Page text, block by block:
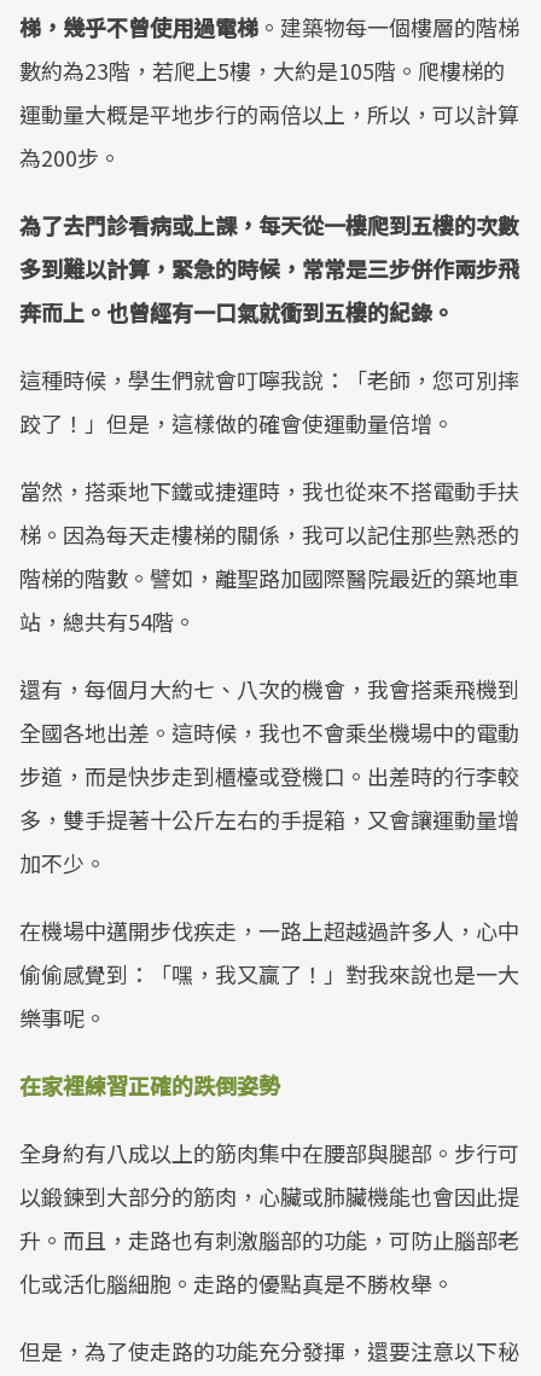
梯，幾乎不曾使用過電梯 。建築物每一個樓層的階梯
數約為23階，若爬上5樓，大約是105階。爬樓梯的
運動量大概是平地步行的兩倍以上，所以，可以計算
為200步。
為了去門診看病或上課，每天從一樓爬到五樓的次數
多到難以計算，緊急的時候，常常是三步併作兩步飛
奔而上。也曾經有一口氣就衝到五樓的紀錄。
這種時候，學生們就會叮嚀我說：「老師，您可別摔
跤了！」但是，這樣做的確會使運動量倍增。
當然，搭乘地下鐵或捷運時，我也從來不搭電動手扶
梯。因為每天走樓梯的關係，我可以記住那些熟悉的
階梯的階數。譬如，離聖路加國際醫院最近的築地車
站，總共有54階。
還有，每個月大約七、八次的機會，我會搭乘飛機到
全國各地出差。這時候，我也不會乘坐機場中的電動
步道，而是快步走到櫃檯或登機口。出差時的行李較
多，雙手提著十公斤左右的手提箱，又會讓運動量增
加不少。
在機場中邁開步伐疾走，一路上超越過許多人，心中
偷偷感覺到：「嘿，我又贏了！」對我來說也是一大
樂事呢。
在家裡練習正確的跌倒姿勢
全身約有八成以上的筋肉集中在腰部與腿部。步行可
以鍛鍊到大部分的筋肉，心臟或肺臟機能也會因此提
升。而且，走路也有刺激腦部的功能，可防止腦部老
化或活化腦細胞。走路的優點真是不勝枚舉。
但是，為了使走路的功能充分發揮，還要注意以下秘